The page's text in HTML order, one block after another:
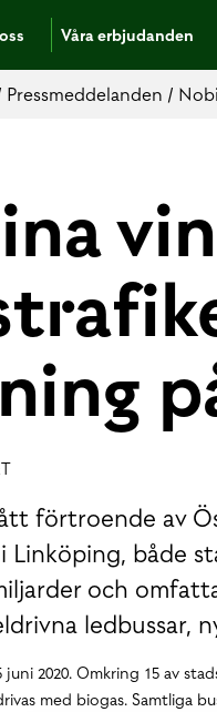
Våra erbjudanden
Pressmeddelanden /
förtroende av
Linköping, både
och
ledbussar,
2020. Omkring 15 av
med biogas. Samtliga